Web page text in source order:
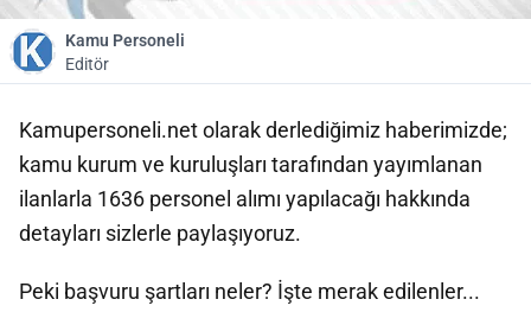
Kamu Personeli
Editör
Kamupersoneli.net olarak derlediğimiz haberimizde;
kamu kurum ve kuruluşları tarafından yayımlanan
ilanlarla 1636 personel alımı yapılacağı hakkında
detayları sizlerle paylaşıyoruz.
Peki başvuru şartları neler? İşte merak edilenler...